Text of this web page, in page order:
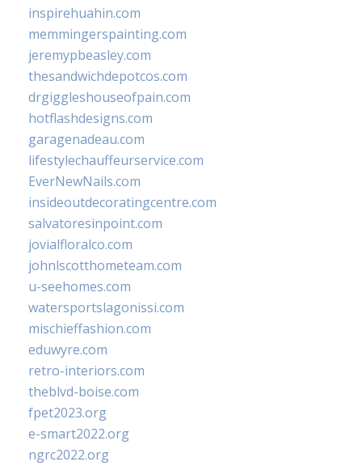
inspirehuahin.com
memmingerspainting.com
jeremypbeasley.com
thesandwichdepotcos.com
drgiggleshouseofpain.com
hotflashdesigns.com
garagenadeau.com
lifestylechauffeurservice.com
EverNewNails.com
insideoutdecoratingcentre.com
salvatoresinpoint.com
jovialfloralco.com
johnlscotthometeam.com
u-seehomes.com
watersportslagonissi.com
mischieffashion.com
eduwyre.com
retro-interiors.com
theblvd-boise.com
fpet2023.org
e-smart2022.org
ngrc2022.org